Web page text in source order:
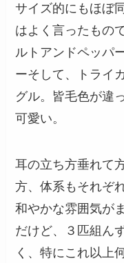
サイズ的にもほぼ
はよく言ったもの
ルトアンドペッパ
ーそして、トライ
グル。皆毛色が違
可愛い。
耳の立ち方垂れて
方、体系もそれぞ
和やかな雰囲気が
だけど、３匹組ん
く、特にこれ以上